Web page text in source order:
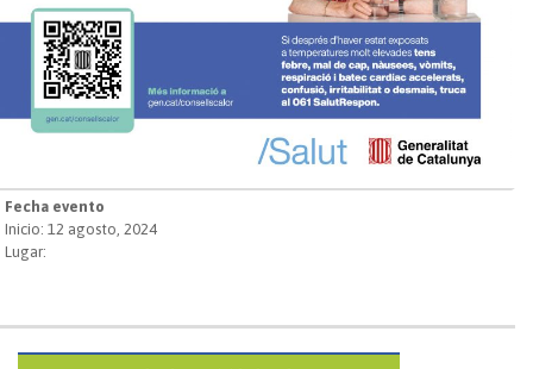
Fecha evento
Inicio: 12 agosto, 2024
Lugar: